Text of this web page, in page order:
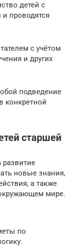
детей с
проводятся
с учётом
и других
подведение
конкретной
старшей
новые знания,
а также
мире.
по